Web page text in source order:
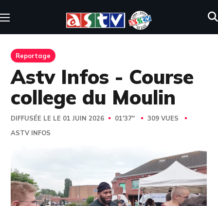
Reportage
Astv Infos - Course
college du Moulin
DIFFUSÉE LE LE 01 JUIN 2026 01'37''
309 VUES
ASTV INFOS